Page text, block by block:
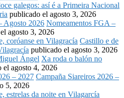
galegos: así é a Primeira Nacional
publicado el agosto 3, 2026
Nomeamentos FGA –
agosto 3, 2026
Castillo e de
publicado el agosto 3, 2026
Xa roda o balón no
el agosto 4, 2026
Campaña Siareiros 2026 –
5, 2026